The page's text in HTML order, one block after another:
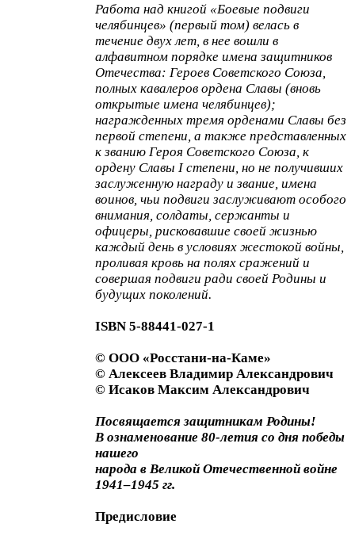
Работа над книгой «Боевые подвиги
челябинцев» (первый том) велась в
течение двух лет, в нее вошли в
алфавитном порядке имена защитников
Отечества: Героев Советского Союза,
полных кавалеров ордена Славы (вновь
открытые имена челябинцев);
награжденных тремя орденами Славы без
первой степени, а также представленных
к званию Героя Советского Союза, к
ордену Славы I степени, но не получивших
заслуженную награду и звание, имена
воинов, чьи подвиги заслуживают особого
внимания, солдаты, сержанты и
офицеры, рисковавшие своей жизнью
каждый день в условиях жестокой войны,
проливая кровь на полях сражений и
совершая подвиги ради своей Родины и
будущих поколений.
ISBN 5-88441-027-1
© ООО «Росстани-на-Каме»
© Алексеев Владимир Александрович
© Исаков Максим Александрович
Посвящается защитникам Родины!
В ознаменование 80-летия со дня победы
нашего
народа в Великой Отечественной войне
1941–1945 гг.
Предисловие